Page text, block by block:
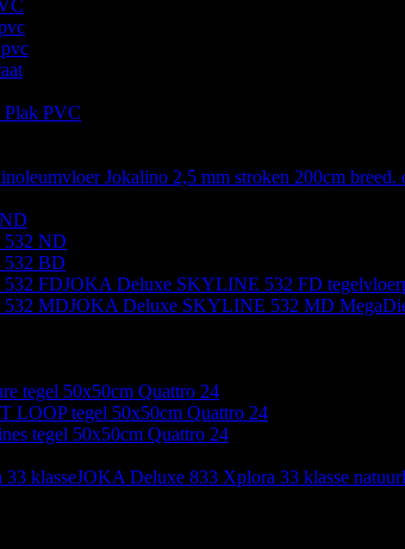
PVC
Jokalino 2,5 mm stroken 200cm breed.
ND
BD
FDJOKA Deluxe SKYLINE 532 FD
MDJOKA Deluxe SKYLINE 532 MD
tegel 50x50cm Quattro 24
LOOP tegel 50x50cm Quattro 24
tegel 50x50cm Quattro 24
klasseJOKA Deluxe 833 Xplora 33 klasse